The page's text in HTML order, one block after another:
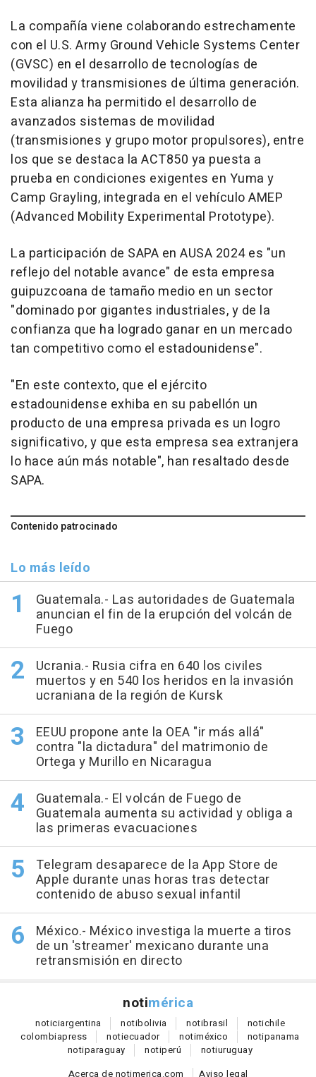
La compañía viene colaborando estrechamente
con el U.S. Army Ground Vehicle Systems Center
(GVSC) en el desarrollo de tecnologías de
movilidad y transmisiones de última generación.
Esta alianza ha permitido el desarrollo de
avanzados sistemas de movilidad
(transmisiones y grupo motor propulsores), entre
los que se destaca la ACT850 ya puesta a
prueba en condiciones exigentes en Yuma y
Camp Grayling, integrada en el vehículo AMEP
(Advanced Mobility Experimental Prototype).
La participación de SAPA en AUSA 2024 es "un
reflejo del notable avance" de esta empresa
guipuzcoana de tamaño medio en un sector
"dominado por gigantes industriales, y de la
confianza que ha logrado ganar en un mercado
tan competitivo como el estadounidense".
"En este contexto, que el ejército
estadounidense exhiba en su pabellón un
producto de una empresa privada es un logro
significativo, y que esta empresa sea extranjera
lo hace aún más notable", han resaltado desde
SAPA.
Contenido patrocinado
Lo más leído
Guatemala.- Las autoridades de Guatemala
anuncian el fin de la erupción del volcán de
Fuego
Ucrania.- Rusia cifra en 640 los civiles
muertos y en 540 los heridos en la invasión
ucraniana de la región de Kursk
EEUU propone ante la OEA "ir más allá"
contra "la dictadura" del matrimonio de
Ortega y Murillo en Nicaragua
Guatemala.- El volcán de Fuego de
Guatemala aumenta su actividad y obliga a
las primeras evacuaciones
Telegram desaparece de la App Store de
Apple durante unas horas tras detectar
contenido de abuso sexual infantil
México.- México investiga la muerte a tiros
de un 'streamer' mexicano durante una
retransmisión en directo
notimérica
noticiargentina notibolivia notibrasil notichile
colombiapress notiecuador notiméxico notipanama
notiparaguay notiperú notiuruguay
Acerca de notimerica.com
Aviso legal